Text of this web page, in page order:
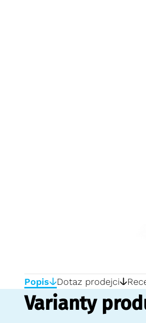
Popis Dotaz prodejci
Varianty